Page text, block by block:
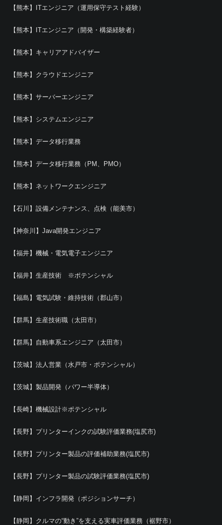
【熊本】ITエンジニア（運用保守テスト経験）
【熊本】ITエンジニア（開発・構築経験者）
【熊本】キャリアアドバイザー
【熊本】クラウドエンジニア
【熊本】サーバーエンジニア
【熊本】システムエンジニア
【熊本】データ移行業務
【熊本】データ移行業務（PM、PMO）
【熊本】ネットワークエンジニア
【石川】設備メンテナンス、点検（能美市）
【神奈川】Java開発エンジニア
【福井】機械・電気電子エンジニア
【福井】生産技術 ※ポテンシャル
【福島】電気試験・維持技術（郡山市）
【群馬】生産技術職（太田市）
【群馬】自動車系エンジニア（太田市）
【茨城】法人営業（水戸市・ポテンシャル）
【茨城】製品開発（パワー半導体）
【長崎】機械設計※ポテンシャル
【長野】プリンターインクの試験評価業務(塩尻市)
【長野】プリンター製品の評価補助業務(塩尻市)
【長野】プリンター製品の試験評価業務(塩尻市)
【静岡】インフラ開発（ポジションサーチ）
【静岡】クルマの“動き”を支える実車評価業務（裾野市）